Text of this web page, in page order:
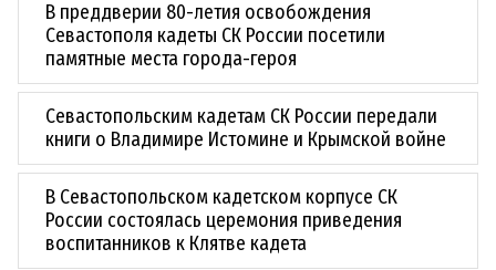
В преддверии 80-летия освобождения
Севастополя кадеты СК России посетили
памятные места города-героя
Севастопольским кадетам СК России передали
книги о Владимире Истомине и Крымской войне
В Севастопольском кадетском корпусе СК
России состоялась церемония приведения
воспитанников к Клятве кадета